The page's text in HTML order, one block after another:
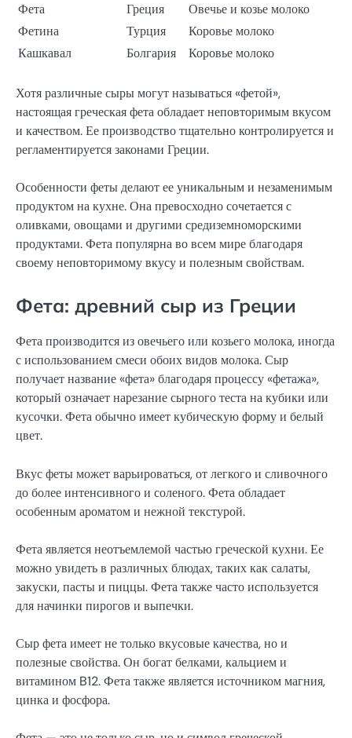
Фета
Греция
Овечье и козье молоко
Фетина
Турция
Коровье молоко
Кашкавал
Болгария Коровье молоко
Хотя различные сыры могут называться «фетой»,
настоящая греческая фета обладает неповторимым вкусом
и качеством. Ее производство тщательно контролируется и
регламентируется законами Греции.
Особенности феты делают ее уникальным и незаменимым
продуктом на кухне. Она превосходно сочетается с
оливками, овощами и другими средиземноморскими
продуктами. Фета популярна во всем мире благодаря
своему неповторимому вкусу и полезным свойствам.
Фета: древний сыр из Греции
Фета производится из овечьего или козьего молока, иногда
с использованием смеси обоих видов молока. Сыр
получает название «фета» благодаря процессу «фетажа»,
который означает нарезание сырного теста на кубики или
кусочки. Фета обычно имеет кубическую форму и белый
цвет.
Вкус феты может варьироваться, от легкого и сливочного
до более интенсивного и соленого. Фета обладает
особенным ароматом и нежной текстурой.
Фета является неотъемлемой частью греческой кухни. Ее
можно увидеть в различных блюдах, таких как салаты,
закуски, пасты и пиццы. Фета также часто используется
для начинки пирогов и выпечки.
Сыр фета имеет не только вкусовые качества, но и
полезные свойства. Он богат белками, кальцием и
витамином B12. Фета также является источником магния,
цинка и фосфора.